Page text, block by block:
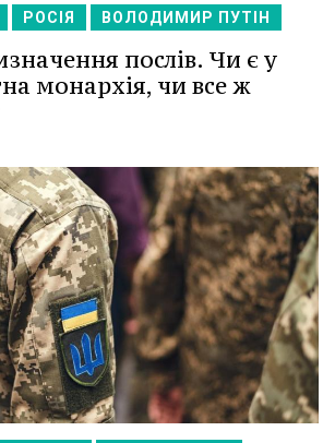
РОСІЯ ВОЛОДИМИР ПУТІН
послів. Чи є у
монархія, чи все ж